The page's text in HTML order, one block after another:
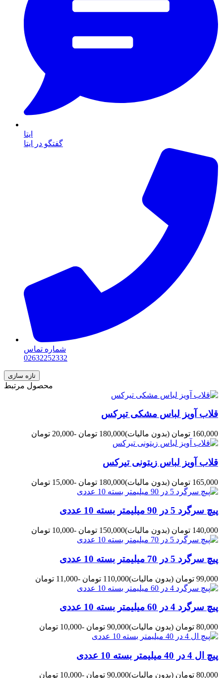
ایتا
گفتگو در ایتا
شماره تماس
02632252332
محصول مرتبط
قلاب آویز لباس مشکی تیرکس
160,000 تومان (بدون مالیات)180,000 تومان -20,000 تومان
قلاب آویز لباس زیتونی تیرکس
165,000 تومان (بدون مالیات)180,000 تومان -15,000 تومان
پیچ سرگرد 5 در 90 میلیمتر بسته 10 عددی
140,000 تومان (بدون مالیات)150,000 تومان -10,000 تومان
پیچ سرگرد 5 در 70 میلیمتر بسته 10 عددی
99,000 تومان (بدون مالیات)110,000 تومان -11,000 تومان
پیچ سرگرد 4 در 60 میلیمتر بسته 10 عددی
80,000 تومان (بدون مالیات)90,000 تومان -10,000 تومان
پیچ ال 4 در 40 میلیمتر بسته 10 عددی
80,000 تومان (بدون مالیات)90,000 تومان -10,000 تومان